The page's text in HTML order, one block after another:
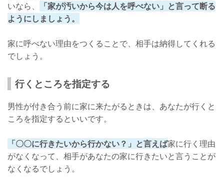
いなら、
「家が汚いから今は人を呼べない」と言って断る
ようにしましょう。
家に呼べない理由をつくることで、相手は納得してくれる
でしょう。
行くところを指定する
男性が付き合う前に家に来たがるときは、あなたが行くと
ころを指定するといいです。
「〇〇に行きたいから行かない？」と言えば家に行く理由
がなくなって、相手があなたの家に行きたいと言うことが
なくなるでしょう。